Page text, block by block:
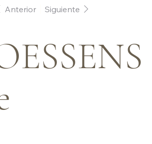
Anterior Siguiente